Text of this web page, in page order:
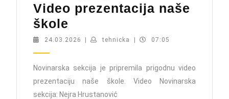
Video prezentacija naše
škole
prezentacija
škole
24.03.2026 24.03.2026
| tehnicka tehnicka
| 07:05
Novinarska sekcija je pripremila prigodnu video
prezentaciju naše škole. Video Novinarska
sekcija: Nejra Hrustanović